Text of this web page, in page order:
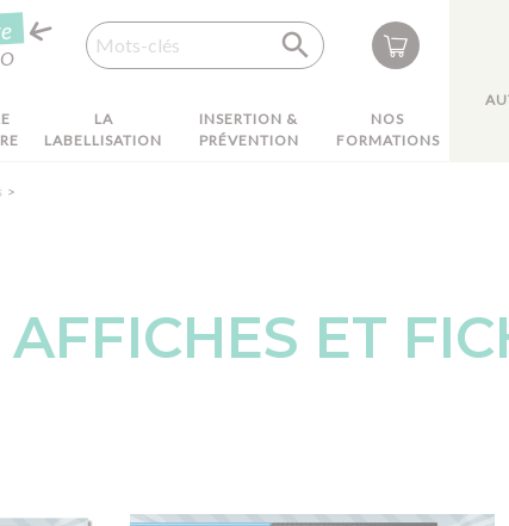
LA
LABELLISATION
INSERTION &
PRÉVENTION
NOS
FORMATIONS
Recherche
AFFICHES ET